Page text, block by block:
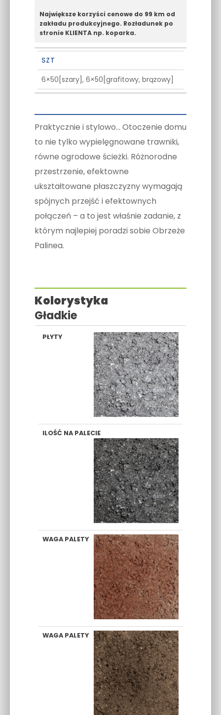
Największe korzyści cenowe do 99 km od
zakładu produkcyjnego. Rozładunek po
stronie KLIENTA np. koparka.
SZT
6×50[szary], 6×50[grafitowy, brązowy]
Praktycznie i stylowo… Otoczenie domu
to nie tylko wypielęgnowane trawniki,
równe ogrodowe ścieżki. Różnorodne
przestrzenie, efektowne
ukształtowane płaszczyzny wymagają
spójnych przejść i efektownych
połączeń – a to jest właśnie zadanie, z
którym najlepiej poradzi sobie Obrzeże
Palinea.
Kolorystyka
Gładkie
SZARY GRAFITOWY CZERWONY